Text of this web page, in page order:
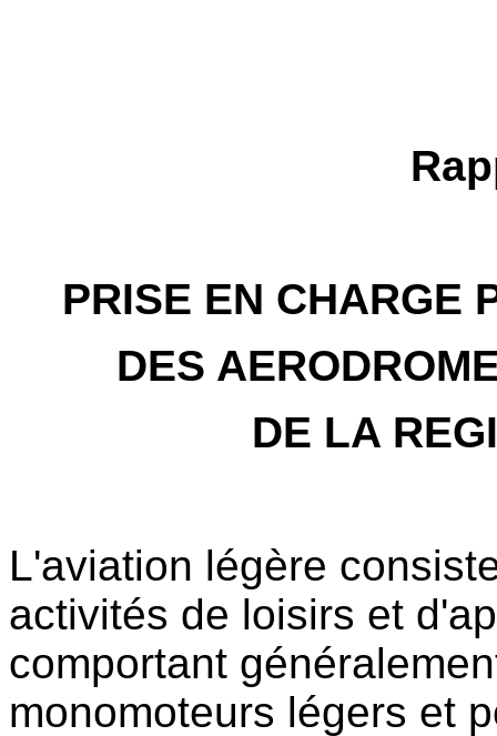
PRISE EN CHARGE
DES
DE LA
L'aviation légère
activités de loisirs et
comportant
monomoteurs légers et